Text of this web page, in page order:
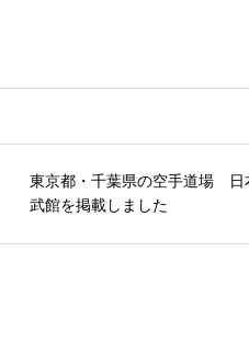
東京都・千葉県の空手道場
武館を掲載しました